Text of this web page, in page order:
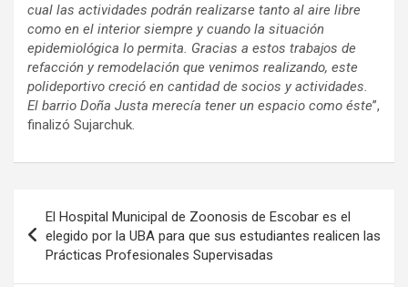
cual las actividades podrán realizarse tanto al aire libre
como en el interior siempre y cuando la situación
epidemiológica lo permita. Gracias a estos trabajos de
refacción y remodelación que venimos realizando, este
polideportivo creció en cantidad de socios y actividades.
El barrio Doña Justa merecía tener un espacio como éste”,
finalizó Sujarchuk.
de
entradas
El Hospital Municipal de Zoonosis de Escobar es el
elegido por la UBA para que sus estudiantes realicen las
Prácticas Profesionales Supervisadas